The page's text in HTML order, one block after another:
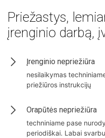
Priežastys,
įrenginio darbą,
Įrenginio nepriežiūra
nesilaikymas
priežiūros instrukcijų
Orapūtės nepriežiūra
techniniame pase
periodiškai. Labai